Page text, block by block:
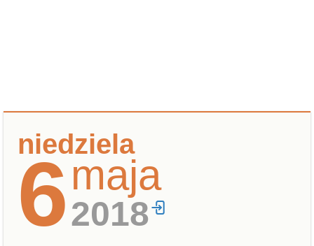
niedziela
6maja
2018